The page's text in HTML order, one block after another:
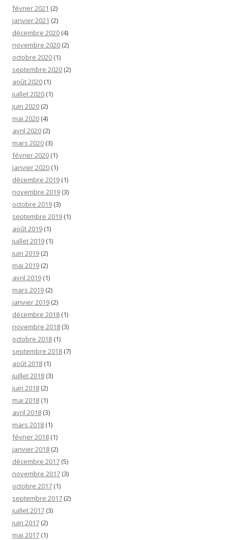
février 2021 (2)
janvier 2021 (2)
décembre 2020 (4)
novembre 2020 (2)
octobre 2020 (1)
septembre 2020 (2)
août 2020 (1)
juillet 2020 (1)
juin 2020 (2)
mai 2020 (4)
avril 2020 (2)
mars 2020 (3)
février 2020 (1)
janvier 2020 (1)
décembre 2019 (1)
novembre 2019 (3)
octobre 2019 (3)
septembre 2019 (1)
août 2019 (1)
juillet 2019 (1)
juin 2019 (2)
mai 2019 (2)
avril 2019 (1)
mars 2019 (2)
janvier 2019 (2)
décembre 2018 (1)
novembre 2018 (3)
octobre 2018 (1)
septembre 2018 (7)
août 2018 (1)
juillet 2018 (3)
juin 2018 (2)
mai 2018 (1)
avril 2018 (3)
mars 2018 (1)
février 2018 (1)
janvier 2018 (2)
décembre 2017 (5)
novembre 2017 (3)
octobre 2017 (1)
septembre 2017 (2)
juillet 2017 (3)
juin 2017 (2)
mai 2017 (1)